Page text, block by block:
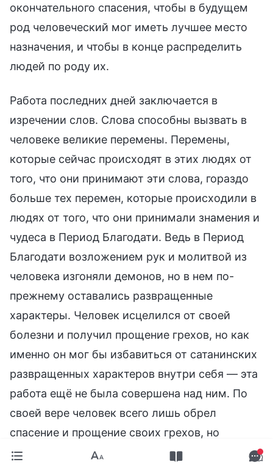
окончательного спасения, чтобы в будущем
род человеческий мог иметь лучшее место
назначения, и чтобы в конце распределить
людей по роду их.
Работа последних дней заключается в
изречении слов. Слова способны вызвать в
человеке великие перемены. Перемены,
которые сейчас происходят в этих людях от
того, что они принимают эти слова, гораздо
больше тех перемен, которые происходили в
людях от того, что они принимали знамения и
чудеса в Период Благодати. Ведь в Период
Благодати возложением рук и молитвой из
человека изгоняли демонов, но в нем по-
прежнему оставались развращенные
характеры. Человек исцелился от своей
болезни и получил прощение грехов, но как
именно он мог бы избавиться от сатанинских
развращенных характеров внутри себя — эта
работа ещё не была совершена над ним. По
своей вере человек всего лишь обрел
спасение и прощение своих грехов, но
греховная природа человека не была удалена